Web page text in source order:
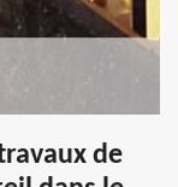
de